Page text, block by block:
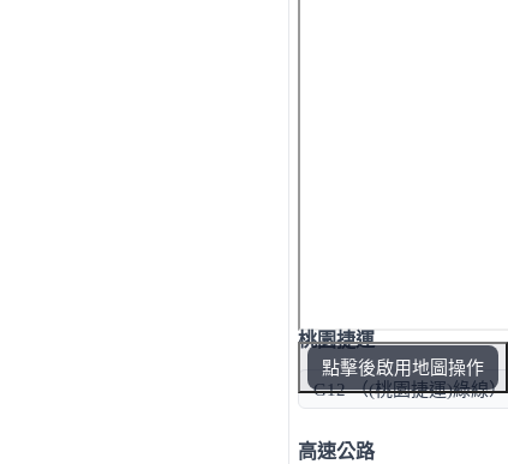
點擊後啟用地圖操作
桃園捷運
G12 （(桃園捷運)綠線）
高速公路